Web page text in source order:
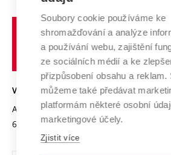
Systém zajišťování kvality výzkumu
Výzkumné infrastruktury
Transfer znalostí
Open Science
Projekty
Projekty ze strukturálních fondů
Specifický výzkum
Spolupráce se školami
Služby univerzity
Mezinárodní dohody
Univerzitní sítě
Profil univerzity
Udržitelná univerzita
Podnikavá univerzita / ContriBUTe
Bezpečná univerzita
Vyznamenání
Organizační struktura
VYSOKÉ UČENÍ TECHNICKÉ V BRNĚ
Antonínská 548/1
602 00 Brno
www.vut.cz
vut@vutbr.cz
Soubory cookie používáme ke
shromažďování a analýze
a používání webu, zajištění
ze sociálních médií a ke
přizpůsobení obsahu a reklam.
můžeme také předávat
platformám některé osobní
marketingové účely.
Zjistit více